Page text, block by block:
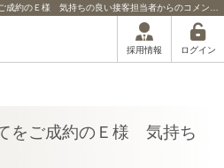
採用情報 ログイン
をご成約のＥ様 気持ち